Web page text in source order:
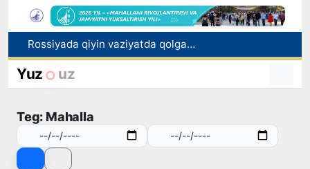
Rossiyada qiyin vaziyatda qolgan yuzlab o‘zbekistonliklar ortga qaytarildi
2030 yilgacha xavfli chiqindilarni qayta ishlash darajasi 20 foizga yetkaziladi
Oʻzbekiston ilk bor Xalqaro informatika olimpiadasi — IOI 2026ga mezbonlik qiladi
Yuz uz
Teg: Mahalla